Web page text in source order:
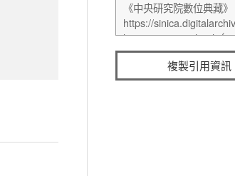
複製引用資訊